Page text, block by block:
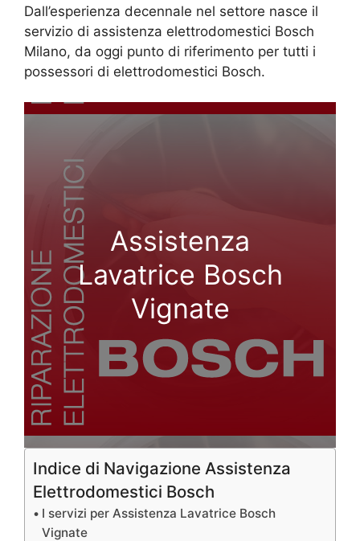
Dall’esperienza decennale nel settore nasce il
servizio di assistenza elettrodomestici Bosch
Milano, da oggi punto di riferimento per tutti i
possessori di elettrodomestici Bosch.
Assistenza
Lavatrice Bosch
Vignate
Indice di Navigazione Assistenza
Elettrodomestici Bosch
I servizi per Assistenza Lavatrice Bosch
Vignate